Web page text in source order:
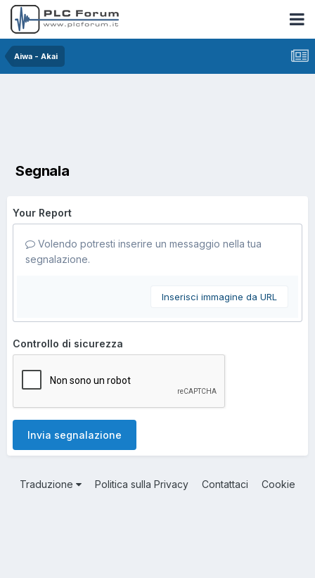
Aiwa - Akai
Segnala
Your Report
Volendo potresti inserire un messaggio nella tua
segnalazione.
Inserisci immagine da URL
Controllo di sicurezza
Invia segnalazione
Traduzione Politica sulla Privacy Contattaci Cookie